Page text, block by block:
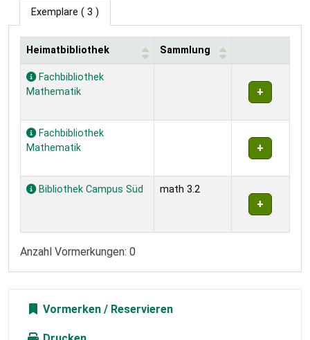
Exemplare ( 3 )
Exemplare
Heimatbibliothek Sammlung
Fachbibliothek
Mathematik
Fachbibliothek
Mathematik
Bibliothek Campus Süd math 3.2
Anzahl Vormerkungen: 0
Vormerken